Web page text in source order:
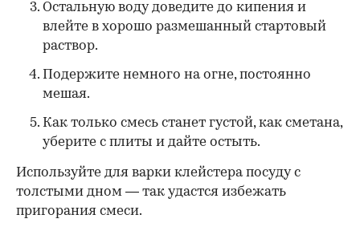
Остальную воду доведите до кипения и
влейте в хорошо размешанный стартовый
раствор.
Подержите немного на огне, постоянно
мешая.
Как только смесь станет густой, как сметана,
уберите с плиты и дайте остыть.
Используйте для варки клейстера посуду с
толстыми дном — так удастся избежать
пригорания смеси.